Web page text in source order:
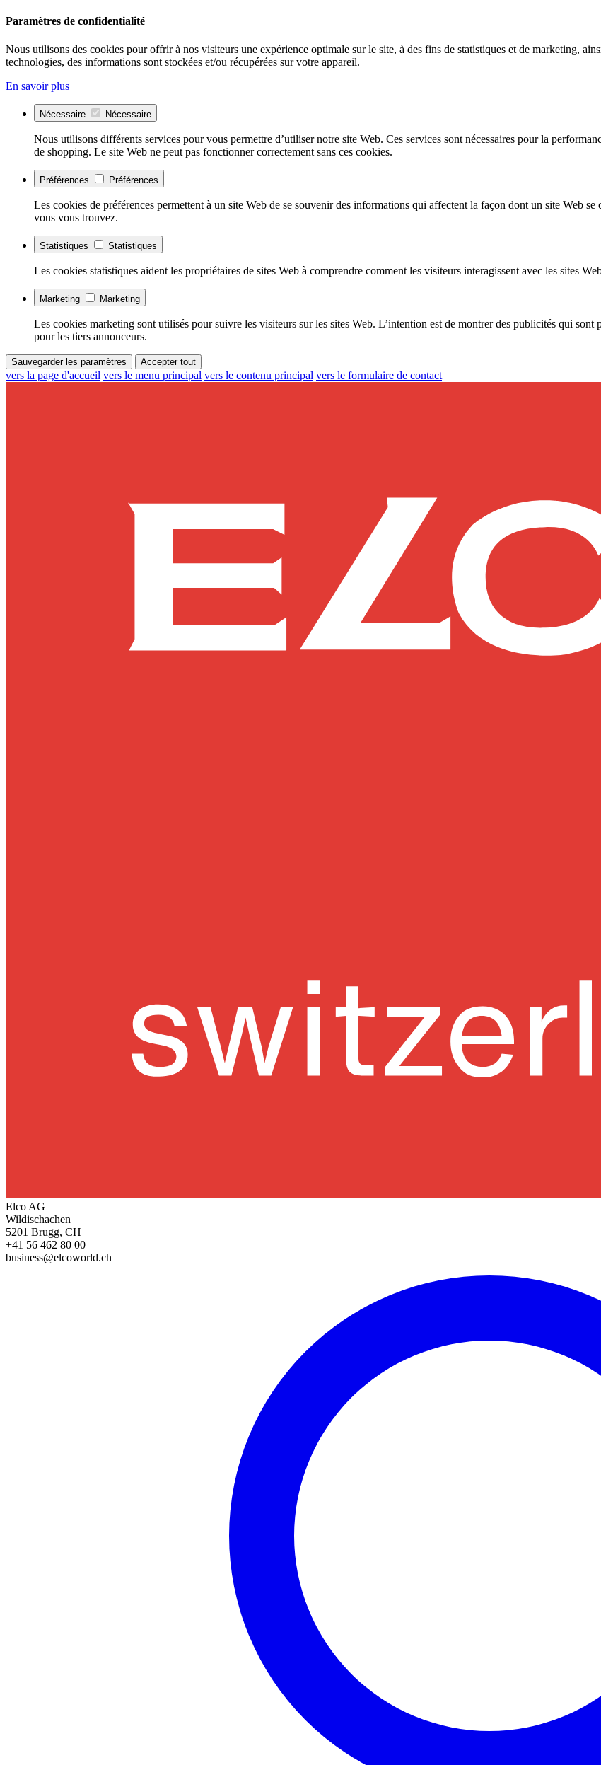
Paramètres de confidentialité
Nous utilisons des cookies pour offrir à nos visiteurs une expérience optimale sur le site, à des fins de statistiques et de marketing,
technologies, des informations sont stockées et/ou récupérées sur votre appareil.
En savoir plus
Nécessaire Nécessaire
Nous utilisons différents services pour vous permettre d’utiliser notre site Web. Ces services sont nécessaires pour la
de shopping. Le site Web ne peut pas fonctionner correctement sans ces cookies.
Préférences Préférences
Les cookies de préférences permettent à un site Web de se souvenir des informations qui affectent la façon dont un site Web
vous vous trouvez.
Statistiques Statistiques
Les cookies statistiques aident les propriétaires de sites Web à comprendre comment les visiteurs interagissent avec les sites
Marketing Marketing
Les cookies marketing sont utilisés pour suivre les visiteurs sur les sites Web. L’intention est de montrer des publicités qui
pour les tiers annonceurs.
Sauvegarder les paramètres Accepter tout
vers la page d'accueil vers le menu principal vers le contenu principal vers le formulaire de contact
Elco AG
Wildischachen
5201 Brugg, CH
+41 56 462 80 00
business@elcoworld.ch